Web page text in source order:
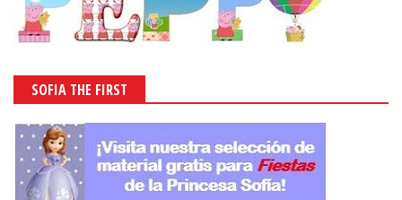
SOFIA THE FIRST